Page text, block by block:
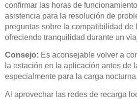
confirmar las horas de
asistencia para la resolución de
preguntas sobre la compatibilidad de
ofreciendo tranquilidad durante un
Consejo: Es aconsejable volver a
la estación en la aplicación antes de
especialmente para la carga nocturna.
Al aprovechar las redes de recarga